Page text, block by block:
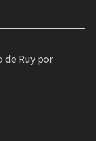
de Ruy por